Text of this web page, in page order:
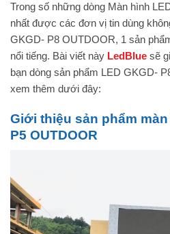
Trong số những dòng Màn hình
nhất được các đơn vị tin dùng
GKGD- P8 OUTDOOR, 1 sản
nổi tiếng. Bài viết này LedBlue sẽ
bạn dòng sản phẩm LED GKGD-
xem thêm dưới đây:
Giới thiệu sản phẩm
P5 OUTDOOR